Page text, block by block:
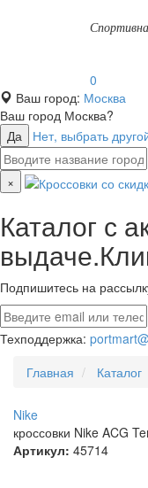
0
Ваш город: Москва
Ваш город Москва?
Да
Нет, выбрать
×
Каталог с
Подпишитесь на
Техподдержка:
Главная
Каталог
Nike
кроссовки Nike ACG
Артикул: 45714